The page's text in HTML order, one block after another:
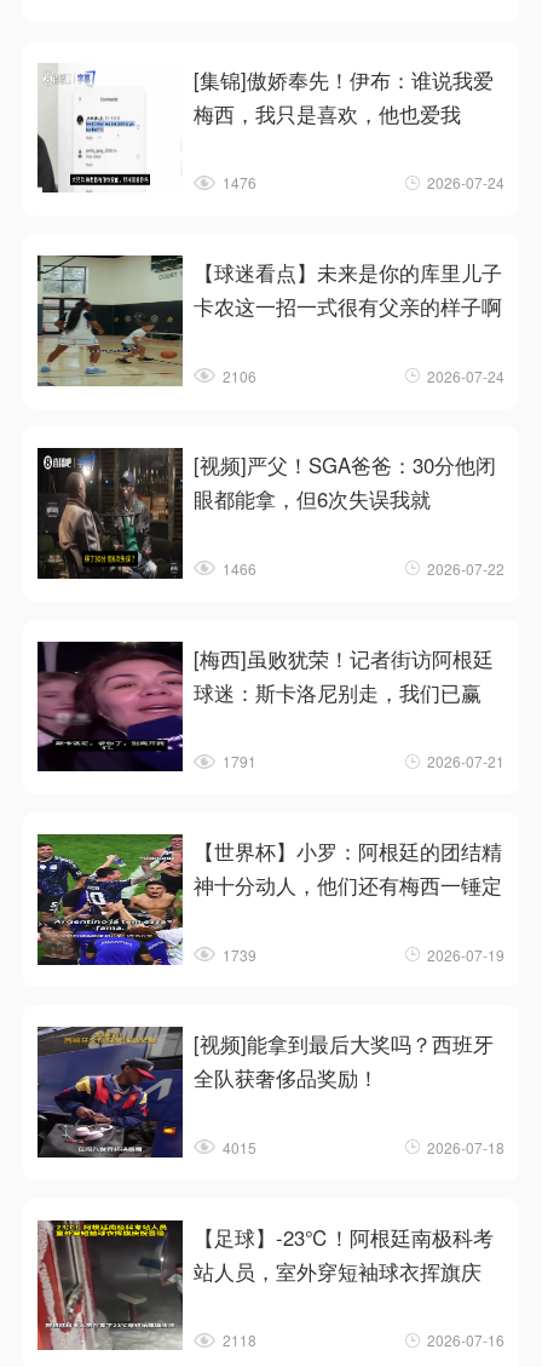
[集锦]傲娇奉先！伊布：谁说我爱
梅西，我只是喜欢，他也爱我
1476 2026-07-24
【球迷看点】未来是你的库里儿子
卡农这一招一式很有父亲的样子啊
2106 2026-07-24
[视频]严父！SGA爸爸：30分他闭
眼都能拿，但6次失误我就
1466 2026-07-22
[梅西]虽败犹荣！记者街访阿根廷
球迷：斯卡洛尼别走，我们已赢
1791 2026-07-21
【世界杯】小罗：阿根廷的团结精
神十分动人，他们还有梅西一锤定
1739 2026-07-19
[视频]能拿到最后大奖吗？西班牙
全队获奢侈品奖励！
4015 2026-07-18
【足球】-23℃！阿根廷南极科考
站人员，室外穿短袖球衣挥旗庆
2118 2026-07-16